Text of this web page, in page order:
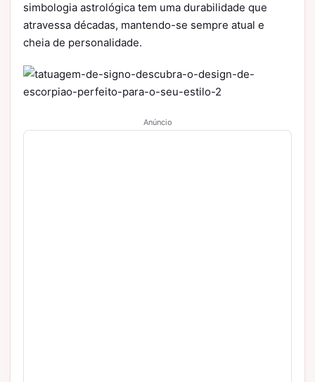
simbologia astrológica tem uma durabilidade que
atravessa décadas, mantendo-se sempre atual e
cheia de personalidade.
Anúncio